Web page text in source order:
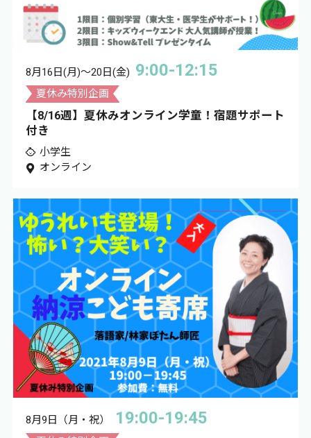
8月16日(月)〜20日(金) 9:00-12:15
夏休み特別企画
【8/16週】夏休みオンライン学童！宿題サポート
付き
小学生
オンライン
8月9日（月・祝） 19:00-19:45